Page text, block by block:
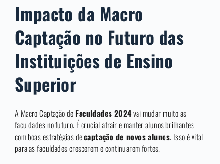
Impacto da Macro
Captação no Futuro das
Instituições de Ensino
Superior
A Macro Captação de Faculdades 2024vai mudar muito as
faculdades no futuro. É crucial atrair e manter alunos brilhantes
com boas estratégias decaptação de novos alunos. Isso é vital
para as faculdades crescerem e continuarem fortes.